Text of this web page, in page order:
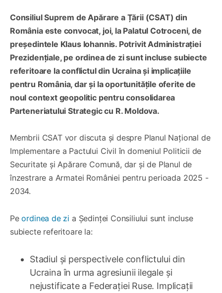
Consiliul Suprem de Apărare a Țării (CSAT) din
România este convocat, joi, la Palatul Cotroceni, de
președintele Klaus Iohannis. Potrivit Administrației
Prezidențiale, pe ordinea de zi sunt incluse subiecte
referitoare la conflictul din Ucraina și implicațiile
pentru România, dar și la oportunitățile oferite de
noul context geopolitic pentru consolidarea
Parteneriatului Strategic cu R. Moldova.
Membrii CSAT vor discuta și despre Planul Național de
Implementare a Pactului Civil în domeniul Politicii de
Securitate şi Apărare Comună, dar şi de Planul de
înzestrare a Armatei României pentru perioada 2025 -
2034.
Peordinea de zi a Ședinței Consiliului sunt incluse
subiecte referitoare la:
Stadiul și perspectivele conflictului din
Ucraina în urma agresiunii ilegale şi
nejustificate a Federaţiei Ruse. Implicaţii